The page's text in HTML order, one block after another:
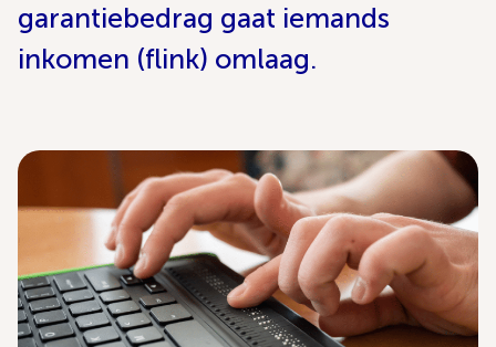
garantiebedrag gaat iemands
inkomen (flink) omlaag.